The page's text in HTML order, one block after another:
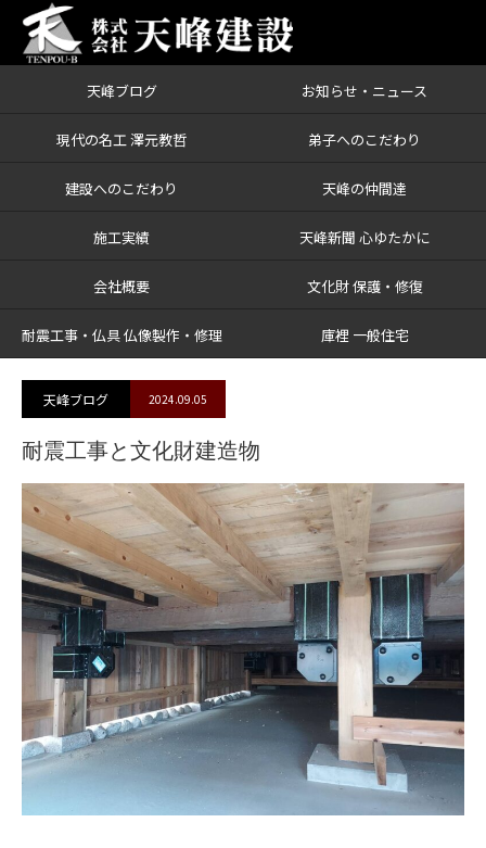
天峰ブログ お知らせ・ニュース
現代の名工 澤元教哲 弟子へのこだわり
建設へのこだわり 天峰の仲間達
施工実績 天峰新聞 心ゆたかに
会社概要 文化財 保護・修復
耐震工事・仏具 仏像製作・修理 庫裡 一般住宅
ブログ 耐震工事と文化財建造物
天峰ブログ 2024.09.05
耐震工事と文化財建造物